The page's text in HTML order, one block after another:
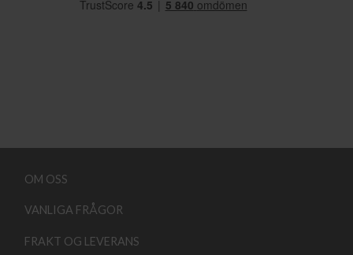
OM OSS
VANLIGA FRÅGOR
FRAKT OG LEVERANS